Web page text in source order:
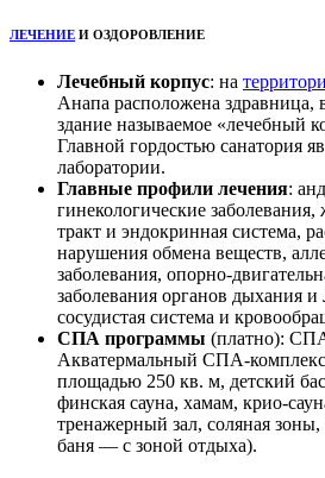
ЛЕЧЕНИЕ И ОЗДОРОВЛЕНИЕ
Лечебный корпус: на
Анапа расположена здравница,
здание называемое «лечебный
Главной гордостью санатория
лаборатории.
Главные профили лечения:
гинекологические
тракт и эндокринная система,
нарушения обмена веществ,
заболевания, опорно-
заболевания органов дыхания
сосудистая система и
СПА программы (платно):
Акватермальный СПА-
площадью 250 кв. м, детский
финская сауна, хамам, крио-
тренажерный зал, соляная
баня — с зоной отдыха).